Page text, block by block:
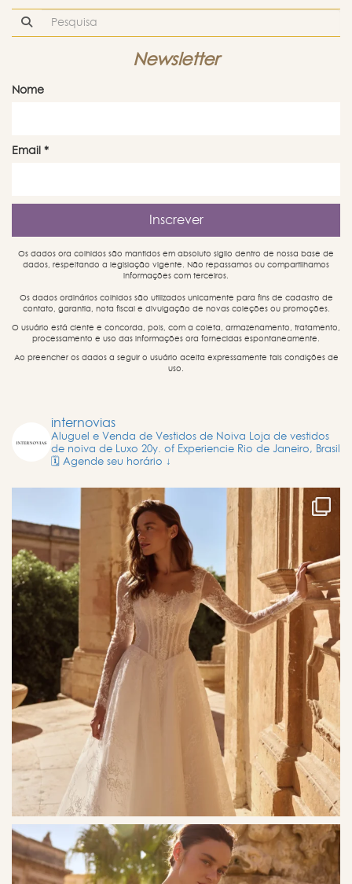
Newsletter
Nome
Email *
Os dados ora colhidos são mantidos em absoluto sigilo dentro de nossa base de
dados, respeitando a legislação vigente. Não repassamos ou compartilhamos
informações com terceiros.
Os dados ordinários colhidos são utilizados unicamente para fins de cadastro de
contato, garantia, nota fiscal e divulgação de novas coleções ou promoções.
O usuário está ciente e concorda, pois, com a coleta, armazenamento, tratamento,
processamento e uso das informações ora fornecidas espontaneamente.
Ao preencher os dados a seguir o usuário aceita expressamente tais condições de
uso.
internovias
Aluguel e Venda de Vestidos de Noiva Loja de vestidos
de noiva de Luxo 20y. of Experiencie Rio de Janeiro, Brasil
🗓️ Agende seu horário ↓